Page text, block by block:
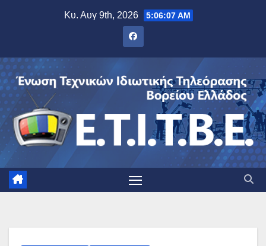
Κυ. Αυγ 9th, 2026 5:06:07 AM